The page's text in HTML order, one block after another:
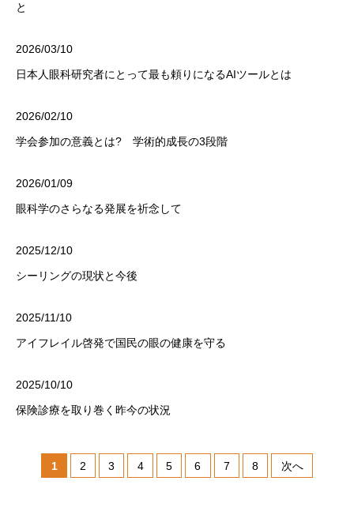
と
2026/03/10
日本人眼科研究者にとって最も頼りになるAIツールとは
2026/02/10
学会参加の意義とは? 学術的成長の3段階
2026/01/09
眼科学のさらなる発展を祈念して
2025/12/10
シーリングの現状と今後
2025/11/10
アイフレイル啓発で国民の眼の健康を守る
2025/10/10
保険診療を取り巻く昨今の状況
1 2 3 4 5 6 7 8 次へ